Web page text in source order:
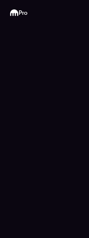
Kraken
Pro